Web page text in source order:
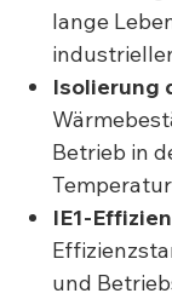
lange
Isolierung
Betrieb in
IE1-
und